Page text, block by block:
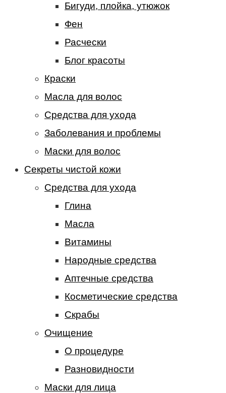
Бигуди, плойка, утюжок
Фен
Расчески
Блог красоты
Краски
Масла для волос
Средства для ухода
Заболевания и проблемы
Маски для волос
Секреты чистой кожи
Средства для ухода
Глина
Масла
Витамины
Народные средства
Аптечные средства
Косметические средства
Скрабы
Очищение
О процедуре
Разновидности
Маски для лица